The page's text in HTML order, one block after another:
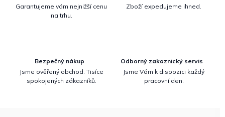
Garantujeme vám nejnižší cenu
na trhu.
Zboží expedujeme ihned.
Bezpečný nákup
Jsme ověřený obchod. Tisíce
spokojených zákazníků.
Odborný zakaznický servis
Jsme Vám k dispozici každý
pracovní den.